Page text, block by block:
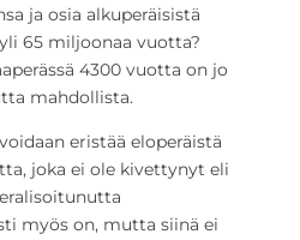
ja osia alkuperäisistä
65 miljoonaa vuotta?
4300 vuotta on jo
mahdollista.
eristää eloperäistä
joka ei ole kivettynyt eli
myös on, mutta siinä ei